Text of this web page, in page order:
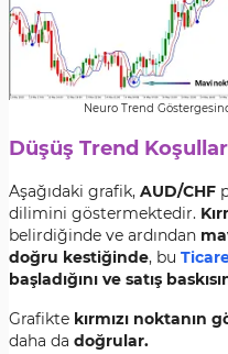
Neuro Trend
Düşüş Trend
Aşağıdaki grafik, AUD/CHF
dilimini göstermektedir.
belirdiğinde ve ardından
doğru kestiğinde, bu
başladığını ve satış
Grafikte kırmızı noktanın
daha da doğrular.